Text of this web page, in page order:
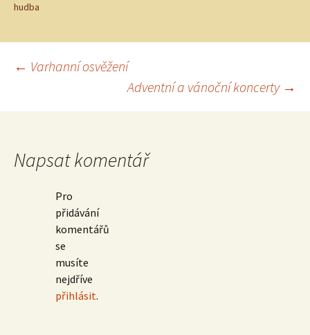
hudba
Navigace
pro
příspěvky
← Varhanní osvěžení
Adventní a vánoční koncerty →
Napsat komentář
Pro
přidávání
komentářů
se
musíte
nejdříve
přihlásit.